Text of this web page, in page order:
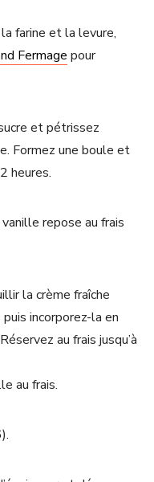
farine et la levure,
Fermage pour
et pétrissez
Formez une boule et
heures.
repose au frais
la crème fraîche
incorporez-la en
au frais jusqu’à
au frais.